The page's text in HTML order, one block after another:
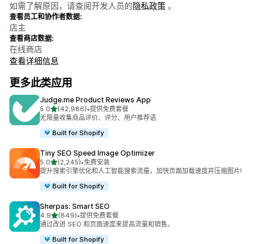
如需了解原因，请查阅开发人员的隐私政策 。
查看员工和协作者数据:
店主
查看商店数据:
在线商店
查看详细信息
更多此类应用
Judge.me Product Reviews App
5.0星（满分 5 星）
(42,986)
总共 42986 条评论
•提供免费套餐
无限量收集商品评价、评分、用户推荐语
Built for Shopify
Tiny SEO Speed Image Optimizer
5.0星（满分 5 星）
(2,245)
总共 2245 条评论
•免费安装
提升搜索引擎优化和人工智能搜索流量，加快页面加载速度并压缩图片!
Built for Shopify
Sherpas: Smart SEO
4.9星（满分 5 星）
(849)
总共 849 条评论
•提供免费套餐
通过改进 SEO 和页面速度来提高流量和销售。
Built for Shopify